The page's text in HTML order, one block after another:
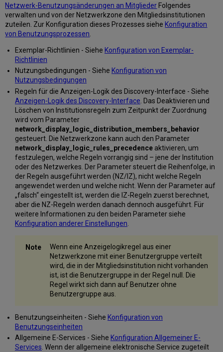
Netzwerk-Benutzungsänderungen an Mitglieder Folgendes
verwalten und von der Netzwerkzone den Mitgliedsinstitutionen
zuteilen. Zur Konfiguration dieses Prozesses siehe Konfiguration
von Benutzungsprozessen
Exemplar-Richtlinien - Siehe Konfiguration von Exemplar-
Richtlinien
Nutzungsbedingungen - Siehe Konfiguration von
Nutzungsbedingungen
Regeln für die Anzeigen-Logik des Discovery-Interface - Siehe
Anzeigen-Logik des Discovery-Interface . Das Deaktivieren und
Löschen von Institutionsregeln zum Zeitpunkt der Zuordnung
wird vom Parameter
network_display_logic_distribution_members_behavior
gesteuert. Die Netzwerkzone kann auch den Parameter
network_display_logic_rules_precedenceaktivieren, um
festzulegen, welche Regeln vorrangig sind – jene der Institution
oder des Netzwerkes. Der Parameter steuert die Reihenfolge, in
der Regeln ausgeführt werden (NZ/IZ), nicht welche Regeln
angewendet werden und welche nicht. Wenn der Parameter auf
„falsch“ eingestellt ist, werden die IZ-Regeln zuerst berechnet,
aber die NZ-Regeln werden danach dennoch ausgeführt. Für
weitere Informationen zu den beiden Parameter siehe
Konfiguration anderer Einstellungen
Wenn eine Anzeigelogikregel aus einer
Netzwerkzone mit einer Benutzergruppe verteilt
wird, die in der Mitgliedsinstitution nicht vorhanden
ist, ist die Benutzergruppe in der Regel null. Die
Regel wirkt sich dann auf Benutzer ohne
Benutzergruppe aus.
Benutzungseinheiten - Siehe Konfiguration von
Benutzungseinheiten
Allgemeine E-Services - Siehe Konfiguration Allgemeiner E-
Services. Wenn der allgemeine elektronische Service zugeteilt